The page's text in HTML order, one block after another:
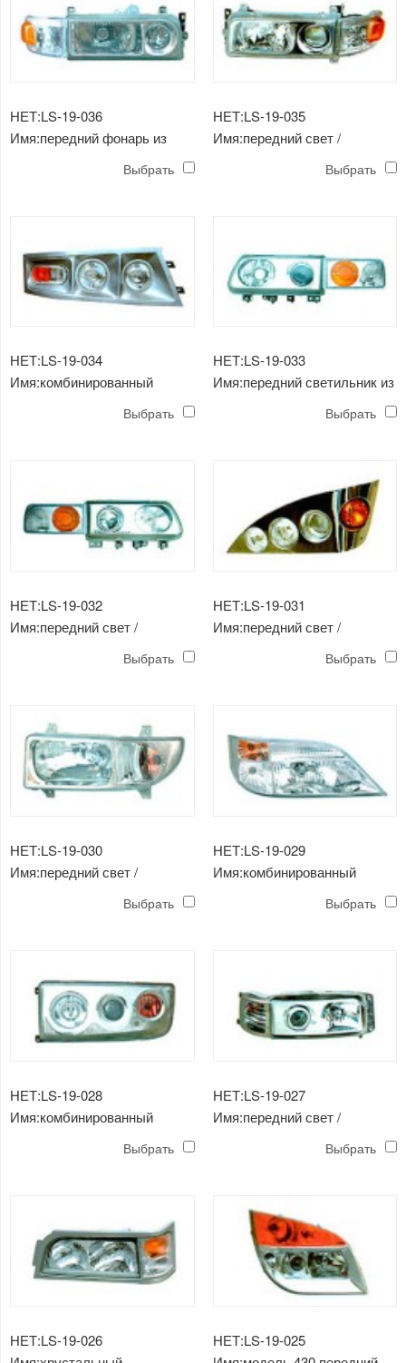
НЕТ:LS-19-036
Имя:передний фонарь из
применимо к пионам
Выбрать
НЕТ:LS-19-035
Имя:передний свет /
Выбрать
НЕТ:LS-19-034
Имя:комбинированный
Выбрать
НЕТ:LS-19-033
Имя:передний светильник из
xiamen золотой дракон ，
Выбрать
НЕТ:LS-19-032
Имя:передний свет /
применимо к Сучжоу золотой
дракон 6791 ， yutong 6739
Выбрать
НЕТ:LS-19-031
Имя:передний свет /
Выбрать
НЕТ:LS-19-030
Имя:передний свет /
применимый к сямэньскому
золотому дракону 6800，
Выбрать
НЕТ:LS-19-029
Имя:комбинированный
передний свет / применимо к
xiament золотой дракон 6742
Выбрать
НЕТ:LS-19-028
Имя:комбинированный
передний свет / применимый
к benz 6840 、 6952k75 coach
Выбрать
НЕТ:LS-19-027
Имя:передний свет /
применимо к сямэнь золотой
Выбрать
НЕТ:LS-19-026
НЕТ:LS-19-025